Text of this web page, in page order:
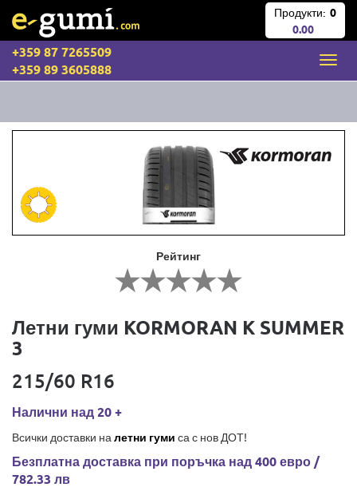
Продукти: 0
0.00
+359 87 7265509
+359 89 3605888
Рейтинг
Летни гуми KORMORAN K SUMMER
3
215/60 R16
Налични над 20 +
Всички доставки на летни гуми са с нов ДОТ!
Безплатна доставка при поръчка над 400 евро /
782.33 лв